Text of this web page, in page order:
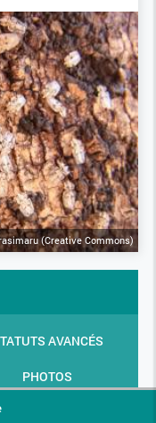
(Creative Commons)
AVANCÉS
PHOTOS